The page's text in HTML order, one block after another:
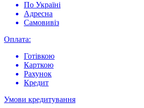
По Україні
Адресна
Самовивіз
Оплата:
Готівкою
Карткою
Рахунок
Кредит
Умови кредитування